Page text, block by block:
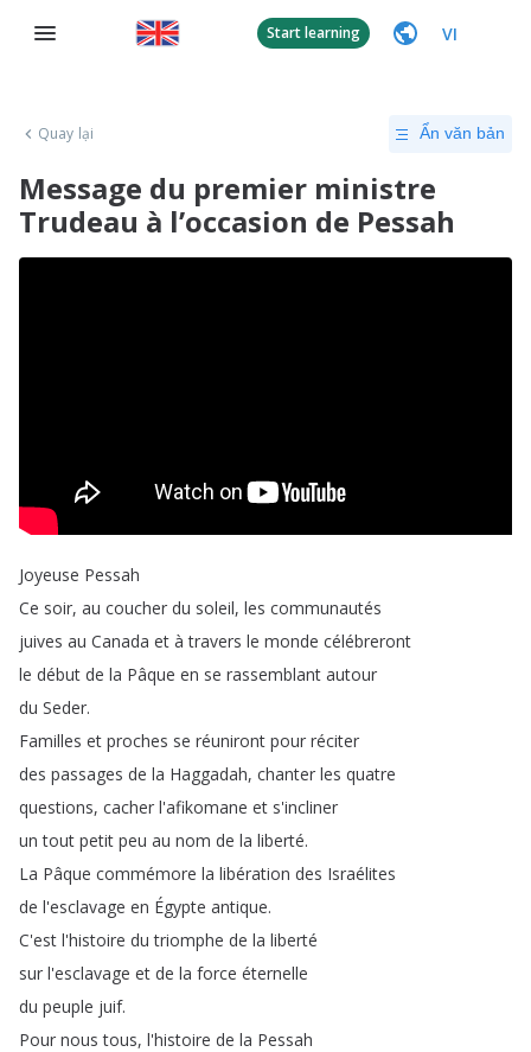
Start learning VI
Quay lại Ẩn văn bản
Message du premier ministre
Trudeau à l’occasion de Pessah
Joyeuse Pessah
Ce soir, au coucher du soleil, les communautés
juives au Canada et à travers le monde célébreront
le début de la Pâque en se rassemblant autour
du Seder.
Familles et proches se réuniront pour réciter
des passages de la Haggadah, chanter les quatre
questions, cacher l'afikomane et s'incliner
un tout petit peu au nom de la liberté.
La Pâque commémore la libération des Israélites
de l'esclavage en Égypte antique.
C'est l'histoire du triomphe de la liberté
sur l'esclavage et de la force éternelle
du peuple juif.
Pour nous tous, l'histoire de la Pessah